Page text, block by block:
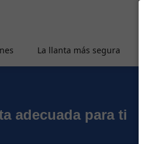
La llanta más segura
adecuada para ti